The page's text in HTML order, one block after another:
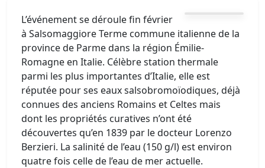
L’événement se déroule fin février
à Salsomaggiore Terme commune italienne de la
province de Parme dans la région Émilie-
Romagne en Italie. Célèbre station thermale
parmi les plus importantes d’Italie, elle est
réputée pour ses eaux salsobromoïodiques, déjà
connues des anciens Romains et Celtes mais
dont les propriétés curatives n’ont été
découvertes qu’en 1839 par le docteur Lorenzo
Berzieri. La salinité de l’eau (150 g/l) est environ
quatre fois celle de l’eau de mer actuelle.